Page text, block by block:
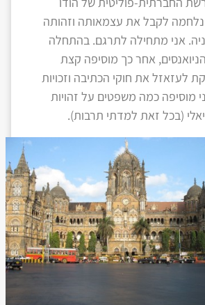
ה-19 עת נלחמה לקבל את עצמאותה וזהותה
אני מתחילה לתרגם. בהתחלה
אחר כך מוסיפה קצת
לעזאזל את חוקי הכתיבה וזכויות
מוסיפה כמה משפטים על זהויות
(בכל זאת למדתי תרבות).